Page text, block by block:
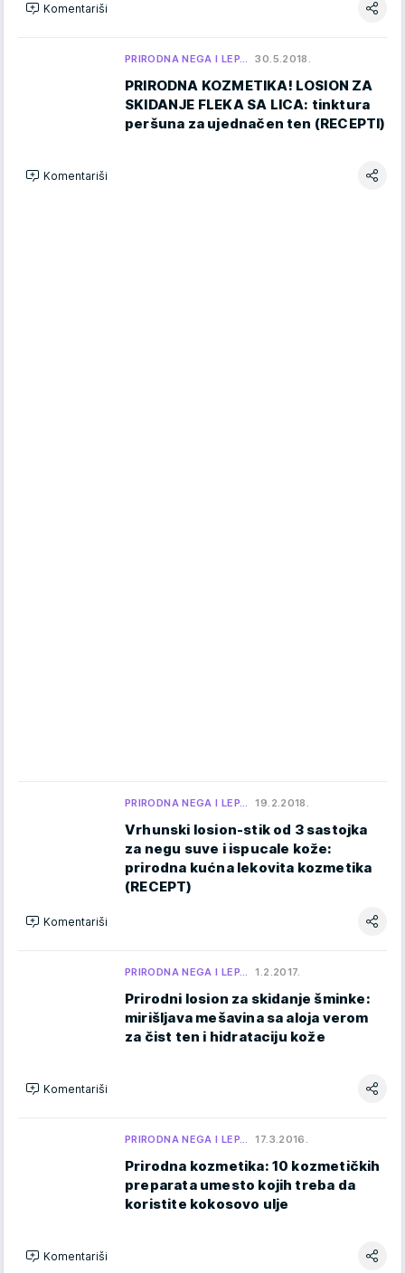
Komentariši
PRIRODNA NEGA I LEP… 30.5.2018.
PRIRODNA KOZMETIKA! LOSION ZA
SKIDANJE FLEKA SA LICA: tinktura
peršuna za ujednačen ten (RECEPTI)
Komentariši
PRIRODNA NEGA I LEP… 19.2.2018.
Vrhunski losion-stik od 3 sastojka
za negu suve i ispucale kože:
prirodna kućna lekovita kozmetika
(RECEPT)
Komentariši
PRIRODNA NEGA I LEP… 1.2.2017.
Prirodni losion za skidanje šminke:
mirišljava mešavina sa aloja verom
za čist ten i hidrataciju kože
Komentariši
PRIRODNA NEGA I LEP… 17.3.2016.
Prirodna kozmetika: 10 kozmetičkih
preparata umesto kojih treba da
koristite kokosovo ulje
Komentariši